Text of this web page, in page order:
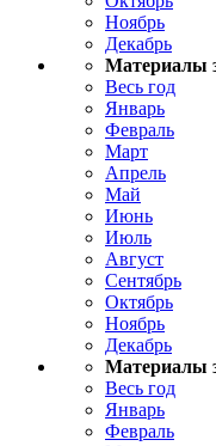
Ноябрь
Декабрь
Материалы
Весь год
Январь
Февраль
Март
Апрель
Май
Июнь
Июль
Август
Сентябрь
Октябрь
Ноябрь
Декабрь
Материалы
Весь год
Январь
Февраль